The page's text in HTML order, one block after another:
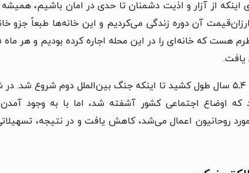
از آزار و اذیت دشمنان تا حدی در امان باشیم،
آن دوره زندگی می‌کردیم و این خانه‌ها طبعاً جزو
که اوضاع اجتماعی کشور آشفته شد، اما با به وجود
روحانیون اعمال می‌شد، کاهش یافت و در نتیجه،